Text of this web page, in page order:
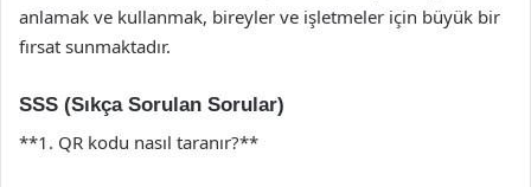
anlamak ve kullanmak, bireyler ve işletmeler için büyük bir
fırsat sunmaktadır.
SSS (Sıkça Sorulan Sorular)
**1. QR kodu nasıl taranır?**